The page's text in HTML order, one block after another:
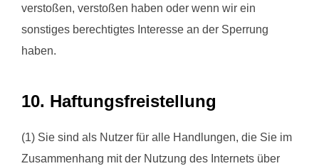
verstoßen, verstoßen haben oder wenn wir ein
sonstiges berechtigtes Interesse an der Sperrung
haben.
10. Haftungsfreistellung
(1) Sie sind als Nutzer für alle Handlungen, die Sie im
Zusammenhang mit der Nutzung des Internets über